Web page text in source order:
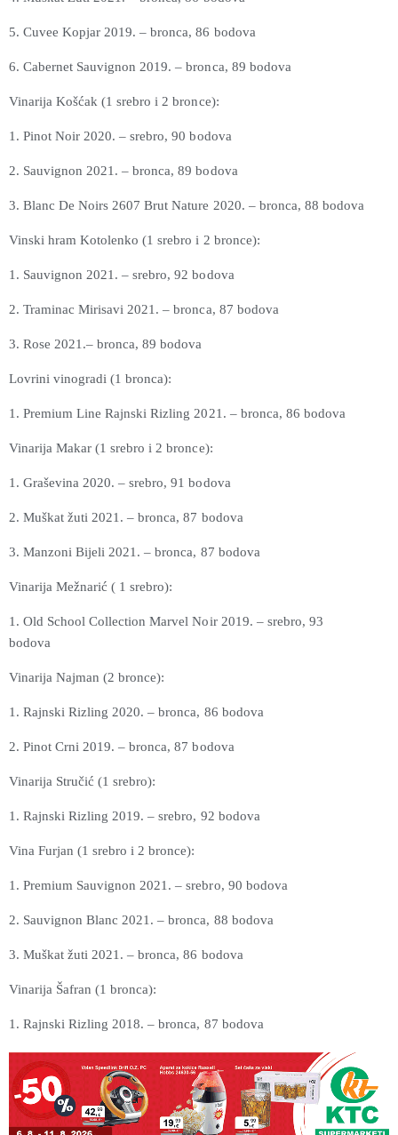
5. Cuvee Kopjar 2019. – bronca, 86 bodova
6. Cabernet Sauvignon 2019. – bronca, 89 bodova
Vinarija Košćak (1 srebro i 2 bronce):
1. Pinot Noir 2020. – srebro, 90 bodova
2. Sauvignon 2021. – bronca, 89 bodova
3. Blanc De Noirs 2607 Brut Nature 2020. – bronca, 88 bodova
Vinski hram Kotolenko (1 srebro i 2 bronce):
1. Sauvignon 2021. – srebro, 92 bodova
2. Traminac Mirisavi 2021. – bronca, 87 bodova
3. Rose 2021.– bronca, 89 bodova
Lovrini vinogradi (1 bronca):
1. Premium Line Rajnski Rizling 2021. – bronca, 86 bodova
Vinarija Makar (1 srebro i 2 bronce):
1. Graševina 2020. – srebro, 91 bodova
2. Muškat žuti 2021. – bronca, 87 bodova
3. Manzoni Bijeli 2021. – bronca, 87 bodova
Vinarija Mežnarić ( 1 srebro):
1. Old School Collection Marvel Noir 2019. – srebro, 93
bodova
Vinarija Najman (2 bronce):
1. Rajnski Rizling 2020. – bronca, 86 bodova
2. Pinot Crni 2019. – bronca, 87 bodova
Vinarija Stručić (1 srebro):
1. Rajnski Rizling 2019. – srebro, 92 bodova
Vina Furjan (1 srebro i 2 bronce):
1. Premium Sauvignon 2021. – srebro, 90 bodova
2. Sauvignon Blanc 2021. – bronca, 88 bodova
3. Muškat žuti 2021. – bronca, 86 bodova
Vinarija Šafran (1 bronca):
1. Rajnski Rizling 2018. – bronca, 87 bodova